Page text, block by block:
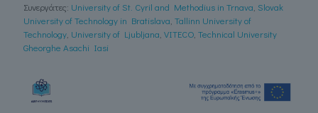
Συνεργάτες: University of St. Cyril and Methodius in Trnava Slovak
University of Technology in Bratislava Tallinn University of
Technology University of Ljubljana VITECO Technical University
Gheorghe Asachi Iasi